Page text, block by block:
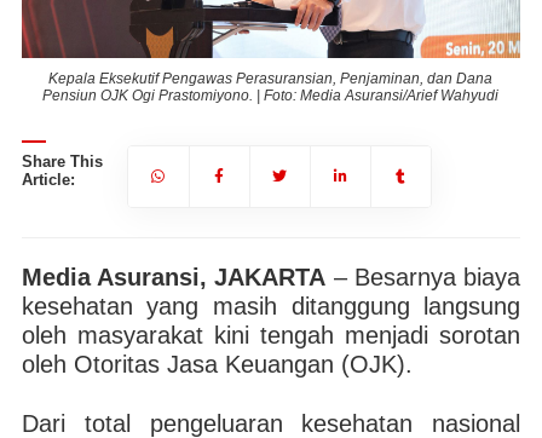
Kepala Eksekutif Pengawas Perasuransian, Penjaminan, dan Dana
Pensiun OJK Ogi Prastomiyono. | Foto: Media Asuransi/Arief Wahyudi
Share This
Article:
Media Asuransi, JAKARTA – Besarnya biaya
kesehatan yang masih ditanggung langsung
oleh masyarakat kini tengah menjadi sorotan
oleh Otoritas Jasa Keuangan (OJK).
Dari total pengeluaran kesehatan nasional